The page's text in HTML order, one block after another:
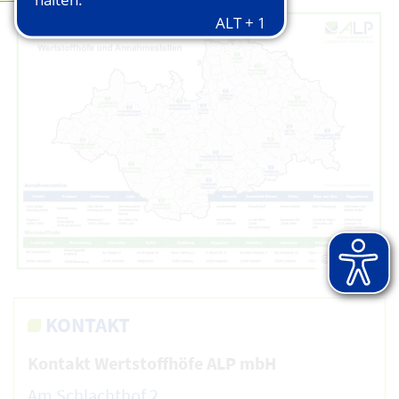
© ALP AöR
KONTAKT